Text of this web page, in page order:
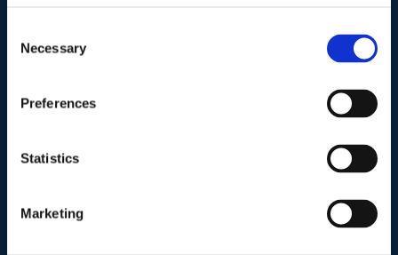
Selection
Necessary
Preferences
Statistics
Marketing
Indirizzo postale unificato
00195-Roma
Telefono
(+39) 06.3700089